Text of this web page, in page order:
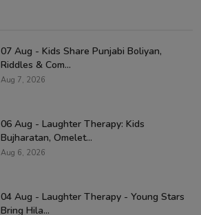
07 Aug - Kids Share Punjabi Boliyan,
Riddles & Com...
Aug 7, 2026
06 Aug - Laughter Therapy: Kids
Bujharatan, Omelet...
Aug 6, 2026
04 Aug - Laughter Therapy - Young Stars
Bring Hila...